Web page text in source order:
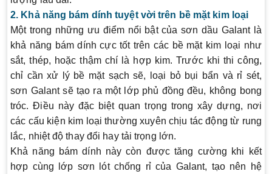
2. Khả năng bám dính tuyệt vời trên bề mặt kim loại
Một trong những ưu điểm nổi bật của sơn dầu Galant là
khả năng bám dính cực tốt trên các bề mặt kim loại như
sắt, thép, hoặc thậm chí là hợp kim. Trước khi thi công,
chỉ cần xử lý bề mặt sạch sẽ, loại bỏ bụi bẩn và rỉ sét,
sơn Galant sẽ tạo ra một lớp phủ đồng đều, không bong
tróc. Điều này đặc biệt quan trọng trong xây dựng, nơi
các cấu kiện kim loại thường xuyên chịu tác động từ rung
lắc, nhiệt độ thay đổi hay tải trọng lớn.
Khả năng bám dính này còn được tăng cường khi kết
hợp cùng lớp sơn lót chống rỉ của Galant, tạo nên hệ